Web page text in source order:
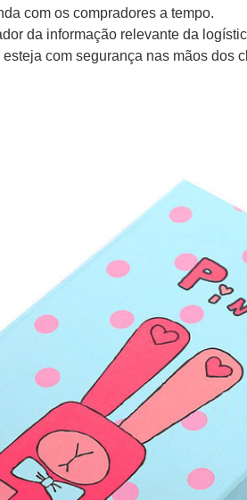
com os compradores a tempo.
da informação relevante da
com segurança nas mãos dos